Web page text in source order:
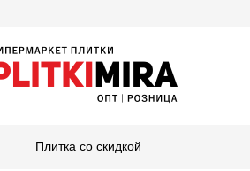
Плитка со скидкой